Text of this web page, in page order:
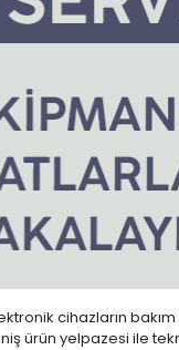
cihazların
ürün yelpazesi ile